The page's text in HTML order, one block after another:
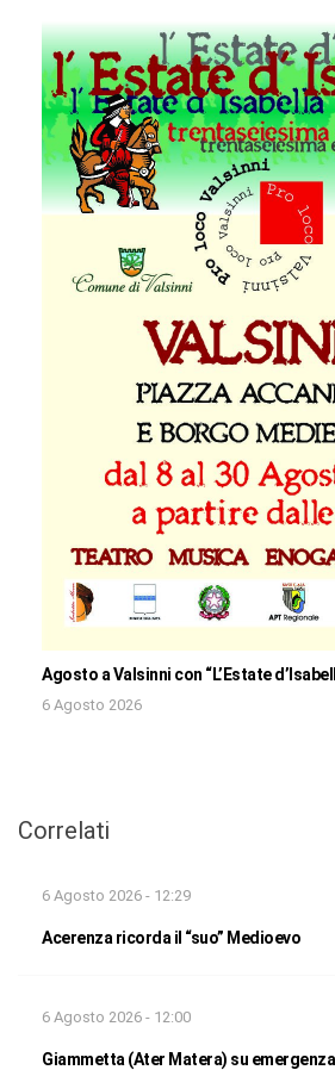
Agosto a Valsinni con “L’Estate
6 Agosto 2026
Correlati
6 Agosto 2026 - 12:29
Acerenza ricorda il “suo” Medioevo
6 Agosto 2026 - 12:00
Giammetta (Ater Matera) su